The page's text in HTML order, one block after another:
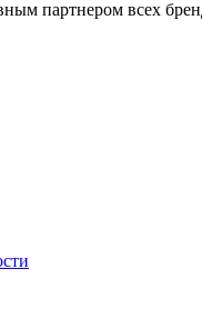
партнером всех